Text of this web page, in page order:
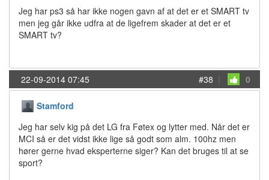
Jeg har ps3 så har ikke nogen gavn af at det er et SMART tv
men jeg går ikke udfra at de ligefrem skader at det er et
SMART tv?
22-09-2014 07:45 #38 | 0
Stamford
Jeg har selv kig på det LG fra Føtex og lytter med. Når det er
MCI så er det vidst ikke lige så godt som alm. 100hz men
hører gerne hvad eksperterne siger? Kan det bruges til at se
sport?